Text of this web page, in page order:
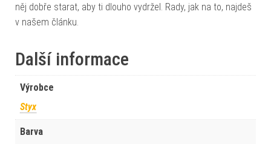
něj dobře starat, aby ti dlouho vydržel. Rady, jak na to, najdeš
v našem článku.
Další informace
Výrobce
Styx
Barva